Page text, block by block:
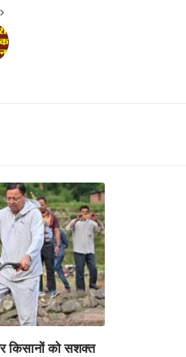
किसानों को सशक्त